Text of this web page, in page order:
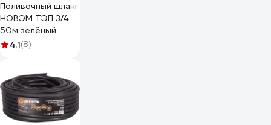
Поливочный шланг
НОВЭМ ТЭП 3/4
50м зелёный
4.1(8)